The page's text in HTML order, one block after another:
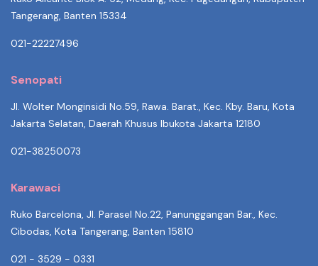
Tangerang, Banten 15334
021-22227496
Senopati
Jl. Wolter Monginsidi No.59, Rawa. Barat., Kec. Kby. Baru, Kota
Jakarta Selatan, Daerah Khusus Ibukota Jakarta 12180
021-38250073
Karawaci
Ruko Barcelona, Jl. Parasel No.22, Panunggangan Bar., Kec.
Cibodas, Kota Tangerang, Banten 15810
021 - 3529 - 0331